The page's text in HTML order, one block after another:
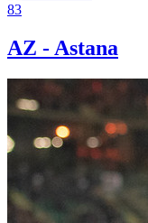
83
AZ - Astana